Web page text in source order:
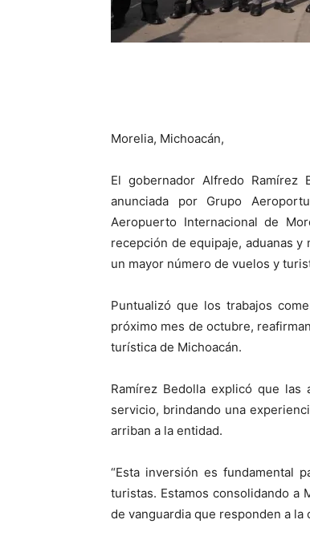
Morelia, Michoacán,
El gobernador Alfredo
anunciada por Grupo
Aeropuerto Internacional de
recepción de equipaje, aduanas
un mayor número de vuelos y
Puntualizó que los trabajos
próximo mes de octubre,
turística de Michoacán.
Ramírez Bedolla explicó que las
servicio, brindando una
arriban a la entidad.
“Esta inversión es fundamental
turistas. Estamos consolidando a
de vanguardia que responden a la